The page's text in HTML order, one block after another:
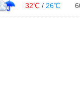
32℃ / 26℃